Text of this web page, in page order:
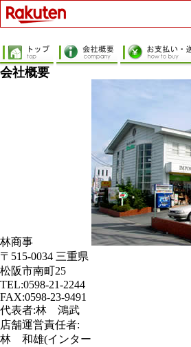
会社概要
林商事
〒515-0034 三重県
松阪市南町25
TEL:0598-21-2244
FAX:0598-23-9491
代表者:林 鴻武
店舗運営責任者:
林 和雄(インター